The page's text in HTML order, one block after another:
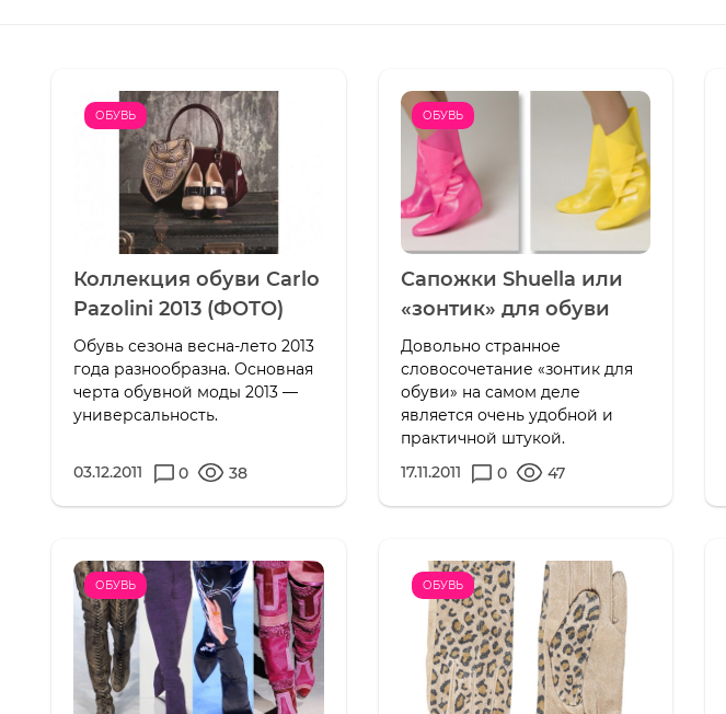
ОБУВЬ
Коллекция обуви Carlo
Pazolini 2013 (ФОТО)
Обувь сезона весна-лето 2013
года разнообразна. Основная
черта обувной моды 2013 —
универсальность.
03.12.2011 0 38
ОБУВЬ
Сапожки Shuella или
«зонтик» для обуви
Довольно странное
словосочетание «зонтик для
обуви» на самом деле
является очень удобной и
практичной штукой.
17.11.2011
0 47
ОБУВЬ ОБУВЬ